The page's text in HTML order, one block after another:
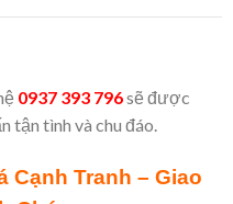
0937 393 796sẽ được
tận tình và chu đáo.
Cạnh Tranh – Giao